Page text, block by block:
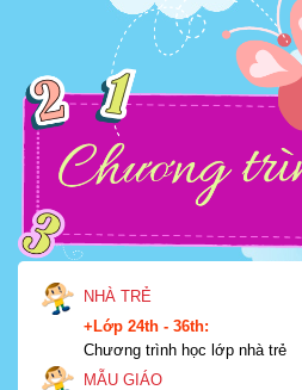
NHÀ TRẺ
+Lớp 24th - 36th:
Chương trình học lớp nhà trẻ
MẪU GIÁO